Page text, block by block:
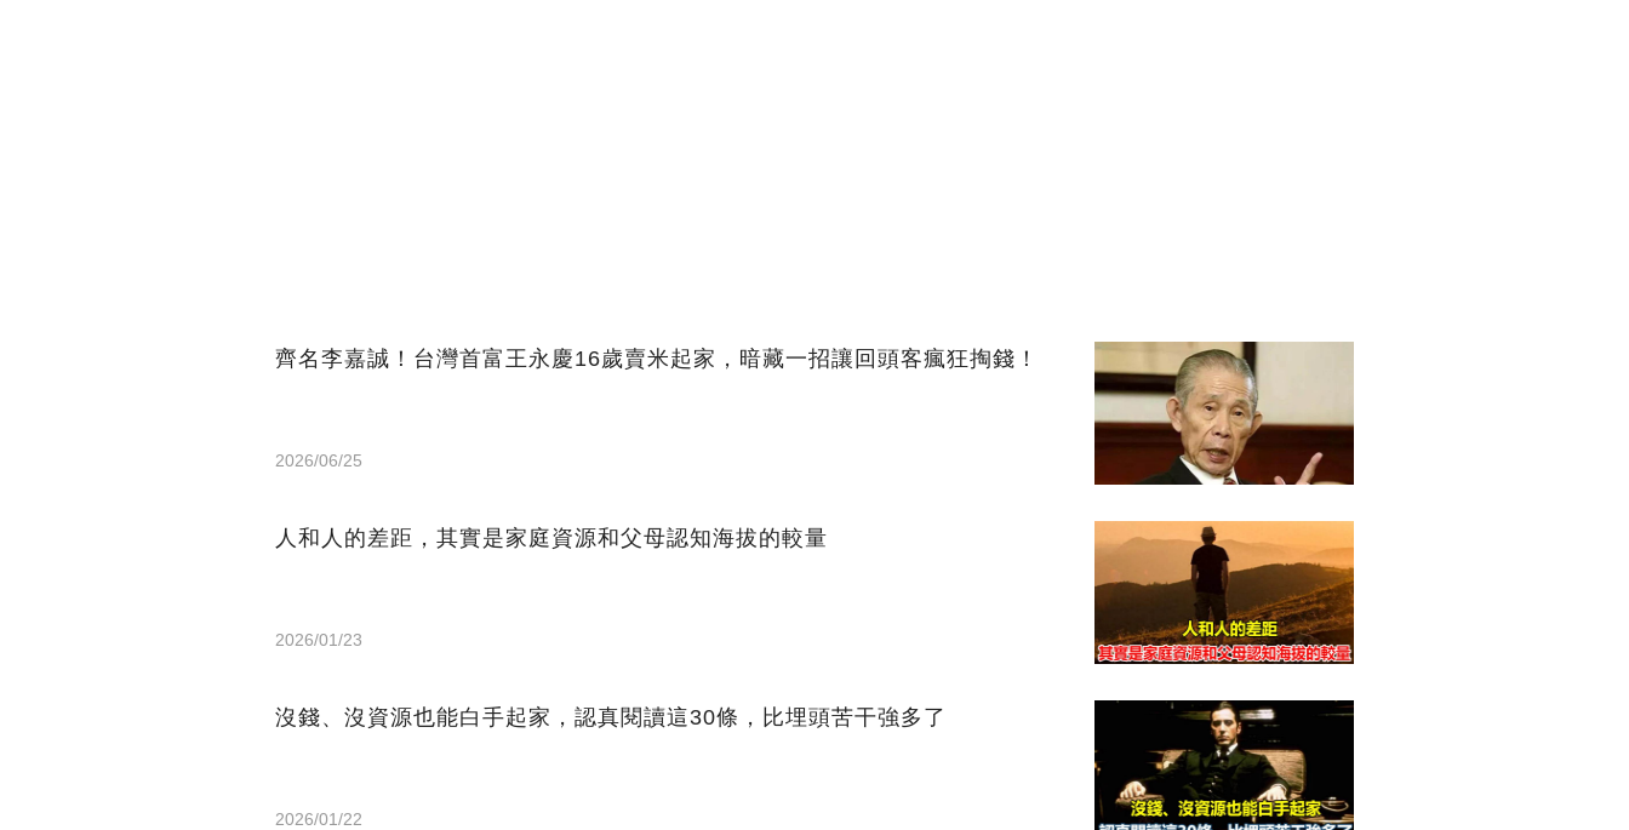
齊名李嘉誠！台灣首富王永慶16歲賣米起家，暗藏一招讓回頭客瘋狂掏錢！
2026/06/25
人和人的差距，其實是家庭資源和父母認知海拔的較量
2026/01/23
沒錢、沒資源也能白手起家，認真閱讀這30條，比埋頭苦干強多了
2026/01/22